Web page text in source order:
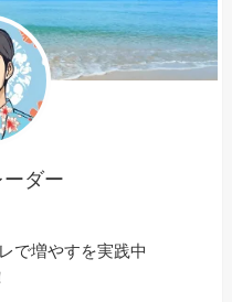
ダー
で増やすを実践中